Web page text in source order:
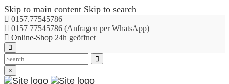
Skip to main content Skip to search
0157.77545786
0157 77545786 (Anfragen per WhatsApp)
Online-Shop 24h geöffnet
Close
top
bar
×